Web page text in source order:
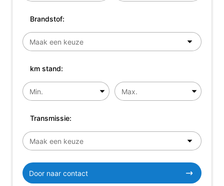
Brandstof:
km stand:
Transmissie:
Door naar contact